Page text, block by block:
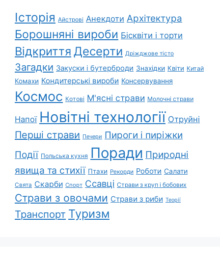
Історія Айстрові Анекдоти Архітектура
Борошняні вироби Бісквіти і торти
Відкриття Десерти Дріжджове тісто
Загадки Закуски і бутерброди Знахідки Квіти Китай
Комахи Кондитерські вироби Консервування
Космос Котові М'ясні страви Молочні страви
Напої Новітні технології Отруйні
Перші страви Печери Пироги і пиріжки
Події Польська кухня Поради Природні
явища та стихії Птахи Рекорди Роботи Салати
Свята Скарби Спорт Ссавці Страви з круп і бобових
Страви з овочами Страви з риби Теорії
Транспорт Туризм